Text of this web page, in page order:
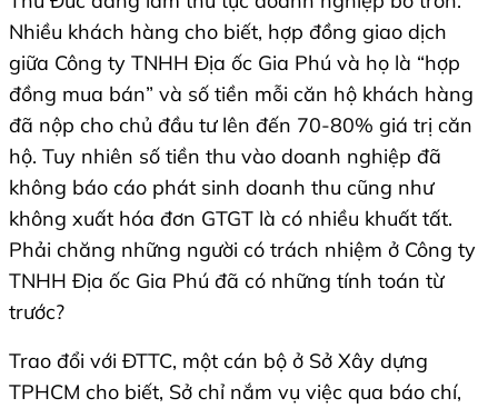
Nhiều khách hàng cho biết, hợp đồng giao dịch
giữa Công ty TNHH Địa ốc Gia Phú và họ là “hợp
đồng mua bán” và số tiền mỗi căn hộ khách hàng
đã nộp cho chủ đầu tư lên đến 70-80% giá trị căn
hộ. Tuy nhiên số tiền thu vào doanh nghiệp đã
không báo cáo phát sinh doanh thu cũng như
không xuất hóa đơn GTGT là có nhiều khuất tất.
Phải chăng những người có trách nhiệm ở Công ty
TNHH Địa ốc Gia Phú đã có những tính toán từ
trước?
Trao đổi với ĐTTC, một cán bộ ở Sở Xây dựng
TPHCM cho biết, Sở chỉ nắm vụ việc qua báo chí,